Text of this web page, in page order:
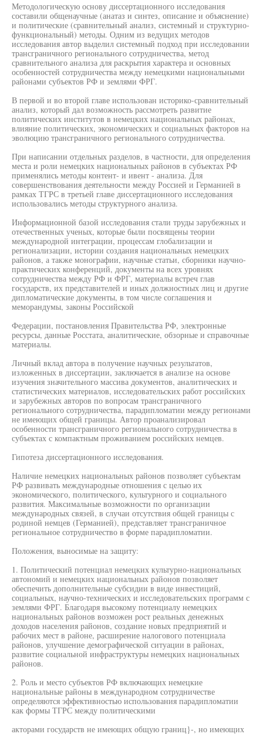
Методологическую основу диссертационного исследования
составили общенаучные (анатаз и синтез, описание и объяснение)
и политические (сравнительный анализ, системный и структурно-
функциональный) методы. Одним из ведущих методов
исследования автор выделил системный подход при исследовании
трансграничного регионального сотрудничества, метод
сравнительного анализа для раскрытия характера и основных
особенностей сотрудничества между немецкими национальными
районами субъектов РФ и землями ФРГ.
В первой и во второй главе использован историко-сравнительный
анализ, который дал возможность рассмотреть развитие
политических институтов в немецких национальных районах,
влияние политических, экономических и социальных факторов на
эволюцию трансграничного регионального сотрудничества.
При написании отдельных разделов, в частности, для определения
места и роли немецких национальных районов в субъектах РФ
применялись методы контент- и ивент - анализа. Для
совершенствования деятельности между Россией и Германией в
рамках ТГРС в третьей главе диссертационного исследования
использовались методы структурного анализа.
Информационной базой исследования стали труды зарубежных и
отечественных ученых, которые были посвящены теории
международной интеграции, процессам глобализации и
регионализации, истории создания национальных немецких
районов, а также монографии, научные статьи, сборники научно-
практических конференций, документы на всех уровнях
сотрудничества между РФ и ФРГ, материалы встреч глав
государств, их представителей и иных должностных лиц и другие
дипломатические документы, в том числе соглашения и
меморандумы, законы Российской
Федерации, постановления Правительства РФ, электронные
ресурсы, данные Росстата, аналитические, обзорные и справочные
материалы.
Личный вклад автора в получение научных результатов,
изложенных в диссертации, заключается в анализе на основе
изучения значительного массива документов, аналитических и
статистических материалов, исследовательских работ российских
и зарубежных авторов по вопросам трансграничного
регионального сотрудничества, парадипломатии между регионами
не имеющих общей границы. Автор проанализировал
особенности трансграничного регионального сотрудничества в
субъектах с компактным проживанием российских немцев.
Гипотеза диссертационного исследования.
Наличие немецких национальных районов позволяет субъектам
РФ развивать международные отношения с целью их
экономического, политического, культурного и социального
развития. Максимальные возможности по организации
международных связей, в случаи отсутствия общей границы с
родиной немцев (Германией), представляет трансграничное
региональное сотрудничество в форме парадипломатии.
Положения, выносимые на защиту:
1. Политический потенциал немецких культурно-национальных
автономий и немецких национальных районов позволяет
обеспечить дополнительные субсидии в виде инвестиций,
социальных, научно-технических и исследовательских программ с
землями ФРГ. Благодаря высокому потенциалу немецких
национальных районов возможен рост реальных денежных
доходов населения районов, создание новых предприятий и
рабочих мест в районе, расширение налогового потенциала
районов, улучшение демографической ситуации в районах,
развитие социальной инфраструктуры немецких национальных
районов.
2. Роль и место субъектов РФ включающих немецкие
национальные районы в международном сотрудничестве
определяются эффективностью использования парадипломатии
как формы ТГРС между политическими
акторами государств не имеющих общую границ}-, но имеющих